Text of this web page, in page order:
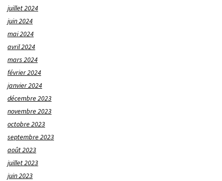
juillet 2024
juin 2024
mai 2024
avril 2024
mars 2024
février 2024
janvier 2024
décembre 2023
novembre 2023
octobre 2023
septembre 2023
août 2023
juillet 2023
juin 2023